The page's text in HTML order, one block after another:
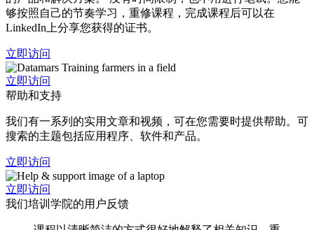
够按照自己的节奏学习，重修课程，完成课程后可以在
LinkedIn上分享您获得的证书。
立即访问
立即访问
帮助和支持
我们有一系列的实用文章和视频，可在您需要时提供帮助。可
搜索的主题包括应用程序、软件和产品。
立即访问
立即访问
我们培训学院的用户反馈